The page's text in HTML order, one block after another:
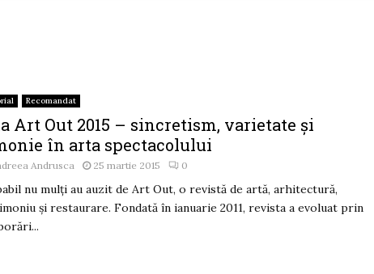
Recomandat
Art Out 2015 – sincretism, varietate și
în arta spectacolului
Andrusca 25 martie 2015 0
nu mulți au auzit de Art Out, o revistă de artă, arhitectură,
şi restaurare. Fondată în ianuarie 2011, revista a evoluat prin